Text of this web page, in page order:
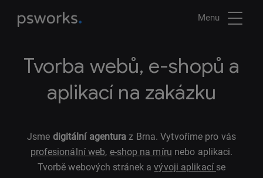
Menu
Tvorba webů, e-shopů a
aplikací na zakázku
Jsme digitální agentura z Brna. Vytvoříme pro vás
profesionální web, e-shop na míru nebo aplikaci.
Tvorbě webových stránek avývoji aplikací se